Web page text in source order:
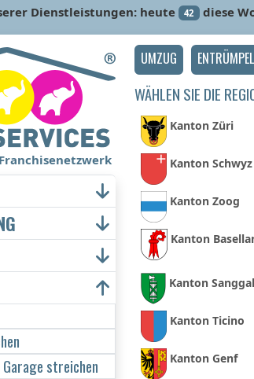
Dienstleistungen: heute 42 diese
UMZUG
WÄHLEN SIE DIE
Kanton Züri
Kanton Schwyz
Kanton Zoog
Kanton
Kanton
Kanton Ticino
Kanton Genf
streichen